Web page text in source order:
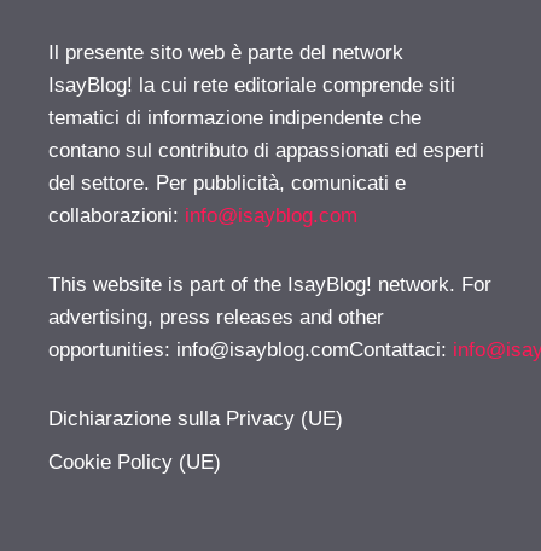
Il presente sito web è parte del network
IsayBlog! la cui rete editoriale comprende siti
tematici di informazione indipendente che
contano sul contributo di appassionati ed esperti
del settore. Per pubblicità, comunicati e
collaborazioni: info@isayblog.com
This website is part of the IsayBlog! network. For
advertising, press releases and other
opportunities: info@isayblog.comContattaci:
Dichiarazione sulla Privacy (UE)
Cookie Policy (UE)